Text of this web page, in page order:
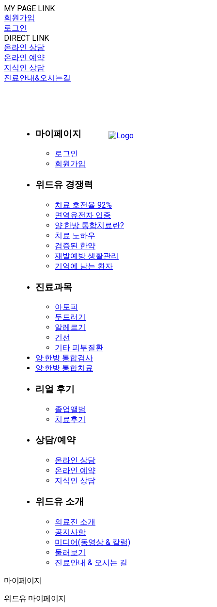
MY PAGE LINK
회원가입
로그인
DIRECT LINK
온라인 상담
온라인 예약
지식인 상담
진료안내&오시는길
마이페이지
로그인
회원가입
위드유 경쟁력
치료 호전율 92%
면역유전자 입증
양·한방 통합치료란?
치료 노하우
검증된 한약
재발예방 생활관리
기억에 남는 환자
진료과목
아토피
두드러기
알레르기
건선
기타 피부질환
양·한방 통합검사
양·한방 통합치료
리얼 후기
졸업앨범
치료후기
상담/예약
온라인 상담
온라인 예약
지식인 상담
위드유 소개
의료진 소개
공지사항
미디어(동영상 & 칼럼)
둘러보기
진료안내 & 오시는 길
마이페이지
마이페이지
위드유 마이페이지